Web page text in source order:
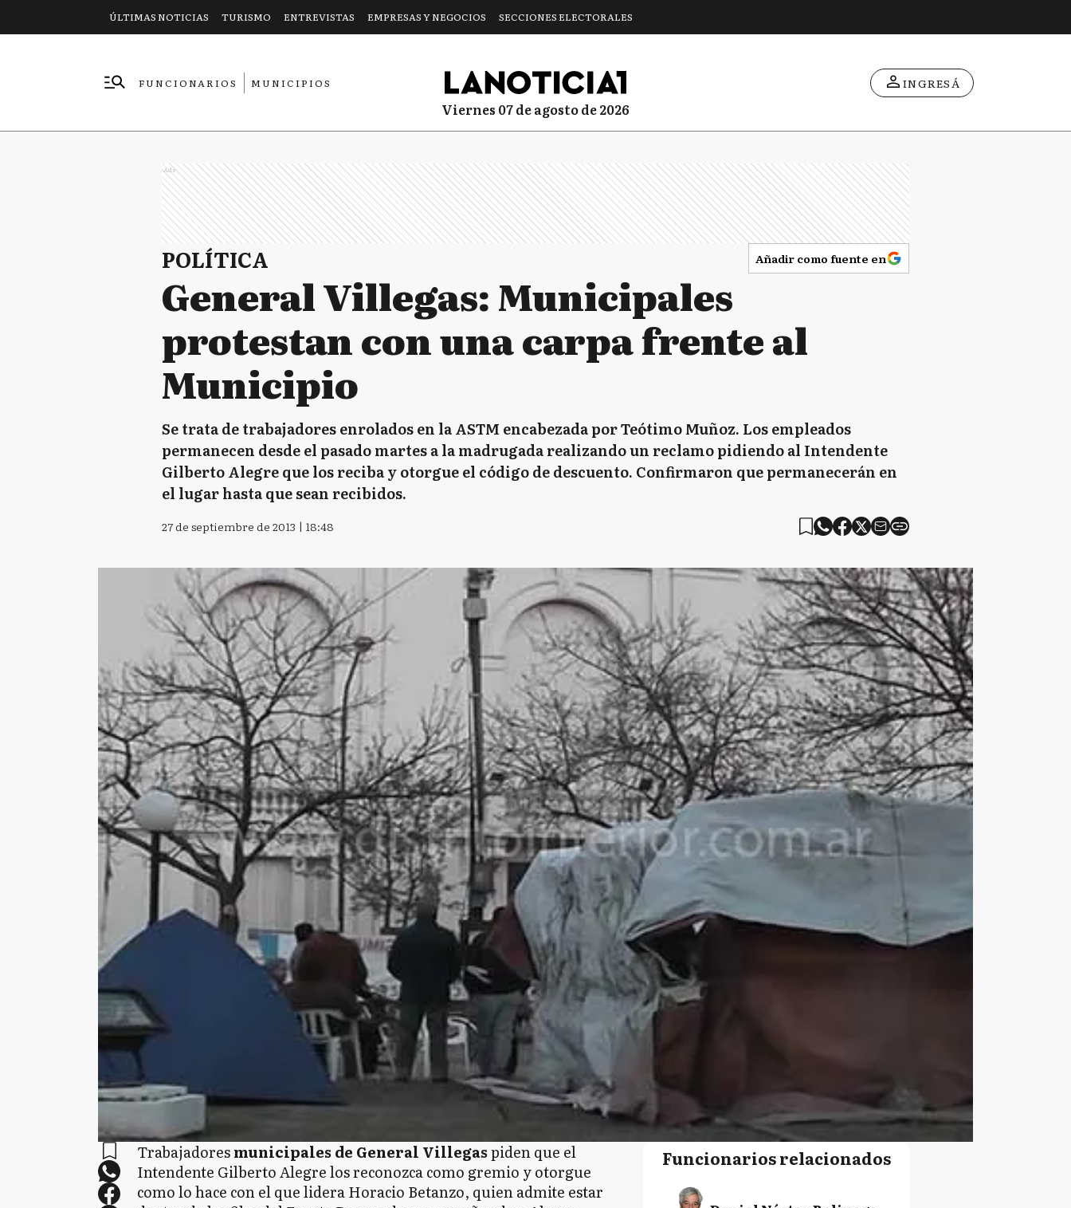
ÚLTIMAS NOTICIAS TURISMO ENTREVISTAS EMPRESAS Y NEGOCIOS SECCIONES ELECTORALES
FUNCIONARIOS
MUNICIPIOS
viernes 07 de agosto de 2026
INGRESÁ
Ads
POLÍTICA Añadir como fuente en
General Villegas: Municipales
protestan con una carpa frente al
Municipio
Se trata de trabajadores enrolados en la ASTM encabezada por Teótimo Muñoz. Los empleados
permanecen desde el pasado martes a la madrugada realizando un reclamo pidiendo al Intendente
Gilberto Alegre que los reciba y otorgue el código de descuento. Confirmaron que permanecerán en
el lugar hasta que sean recibidos.
27 de septiembre de 2013 | 18:48
Trabajadoresmunicipales de General Villegaspiden que el
Intendente Gilberto Alegre los reconozca como gremio y otorgue
como lo hace con el que lidera Horacio Betanzo, quien admite estar
Funcionarios relacionados